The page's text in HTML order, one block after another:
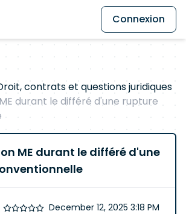
Connexion
contrats et questions juridiques
durant le différé d'une rupture
ME durant le différé d'une
December 12, 2025 3:18 PM